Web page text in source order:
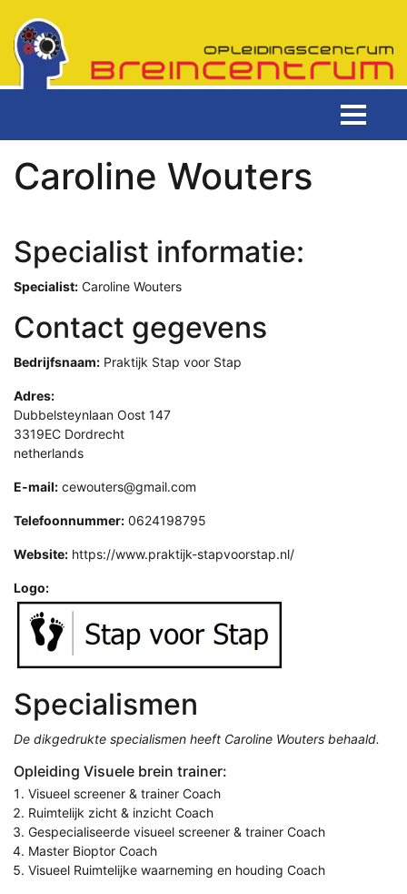
Caroline Wouters
Specialist informatie:
Specialist: Caroline Wouters
Contact gegevens
Bedrijfsnaam: Praktijk Stap voor Stap
Adres:
Dubbelsteynlaan Oost 147
3319EC Dordrecht
netherlands
E-mail: cewouters@gmail.com
Telefoonnummer: 0624198795
Website: https://www.praktijk-stapvoorstap.nl/
Logo:
Specialismen
De dikgedrukte specialismen heeft Caroline Wouters behaald.
Opleiding Visuele brein trainer:
Visueel screener & trainer Coach
Ruimtelijk zicht & inzicht Coach
Gespecialiseerde visueel screener & trainer Coach
Master Bioptor Coach
Visueel Ruimtelijke waarneming en houding Coach